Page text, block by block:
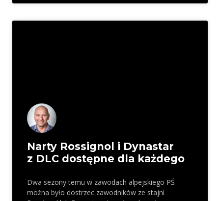
Narty Rossignol i Dynastar
z DLC dostępne dla każdego
Dwa sezony temu w zawodach alpejskiego PŚ
można było dostrzec zawodników ze stajni